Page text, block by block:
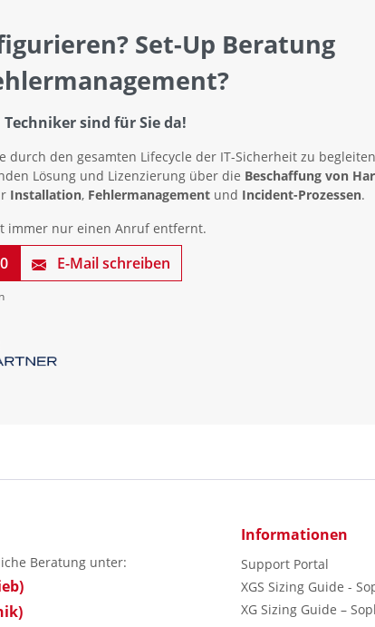
Set-Up Beratung
sind für Sie da!
durch den gesamten Lifecycle der IT-Sicherheit zu
Lösung und Lizenzierung über die Beschaffung von
Installation, Fehlermanagement und Incident-Prozessen.
immer nur einen Anruf entfernt.
E-Mail schreiben
Beratung unter:
Informationen
Support Portal
XGS Sizing Guide -
XG Sizing Guide –